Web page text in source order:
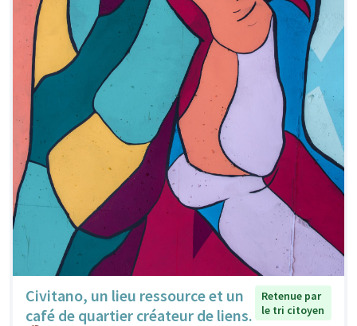
Civitano, un lieu ressource et un
café de quartier créateur de liens.
Retenue par
le tri citoyen